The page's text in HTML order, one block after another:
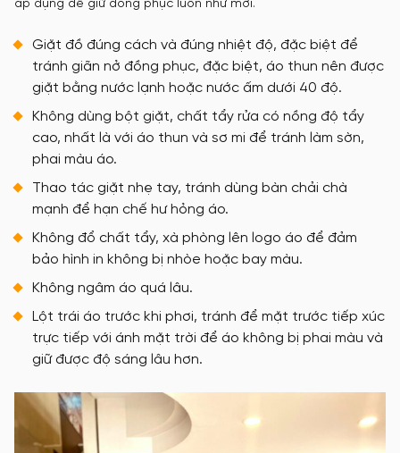
áp dụng để giữ đồng phục luôn như mới.
Giặt đồ đúng cách và đúng nhiệt độ, đặc biệt để
tránh giãn nở đồng phục, đặc biệt, áo thun nên được
giặt bằng nước lạnh hoặc nước ấm dưới 40 độ.
Không dùng bột giặt, chất tẩy rửa có nồng độ tẩy
cao, nhất là với áo thun và sơ mi để tránh làm sờn,
phai màu áo.
Thao tác giặt nhẹ tay, tránh dùng bàn chải chà
mạnh để hạn chế hư hỏng áo.
Không đổ chất tẩy, xà phòng lên logo áo để đảm
bảo hình in không bị nhòe hoặc bay màu.
Không ngâm áo quá lâu.
Lột trái áo trước khi phơi, tránh để mặt trước tiếp xúc
trực tiếp với ánh mặt trời để áo không bị phai màu và
giữ được độ sáng lâu hơn.